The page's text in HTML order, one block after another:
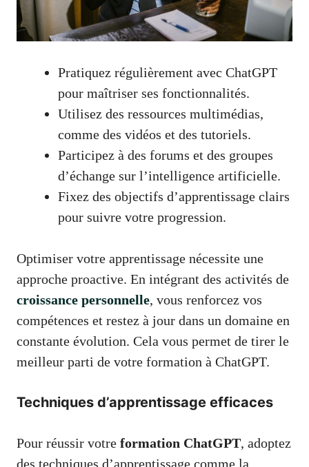
Pratiquez régulièrement avec ChatGPT
pour maîtriser ses fonctionnalités.
Utilisez des ressources multimédias,
comme des vidéos et des tutoriels.
Participez à des forums et des groupes
d’échange sur l’intelligence artificielle.
Fixez des objectifs d’apprentissage clairs
pour suivre votre progression.
Optimiser votre apprentissage nécessite une
approche proactive. En intégrant des activités de
croissance personnelle, vous renforcez vos
compétences et restez à jour dans un domaine en
constante évolution. Cela vous permet de tirer le
meilleur parti de votre formation à ChatGPT.
Techniques d’apprentissage efficaces
Pour réussir votre formation ChatGPT, adoptez
des techniques d’apprentissage comme la